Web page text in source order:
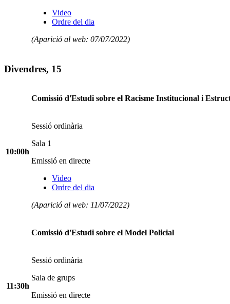
Video
Ordre del dia
(Aparició al web: 07/07/2022)
Divendres, 15
10:00h
Comissió d'Estudi sobre el Racisme Institucional i
Sessió ordinària
Sala 1
Emissió en directe
Video
Ordre del dia
(Aparició al web: 11/07/2022)
11:30h
Comissió d'Estudi sobre el Model Policial
Sessió ordinària
Sala de grups
Emissió en directe